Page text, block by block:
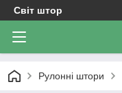
Світ штор
Рулонні штори